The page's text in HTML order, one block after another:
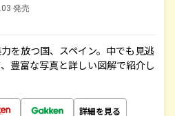
発売
を放つ国、スペイン。中でも見逃
豊富な写真と詳しい図解で紹介し
詳細を見る